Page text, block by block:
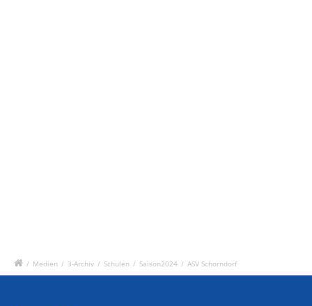
/ Medien / 3-Archiv / Schulen / Saison2024 / ASV Schorndorf